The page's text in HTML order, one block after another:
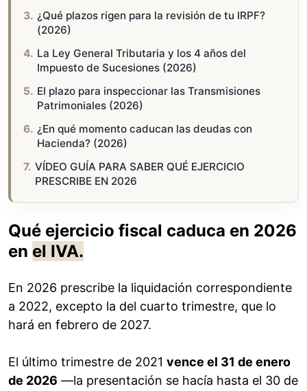
¿Qué plazos rigen para la revisión de tu IRPF?
(2026)
La Ley General Tributaria y los 4 años del
Impuesto de Sucesiones (2026)
El plazo para inspeccionar las Transmisiones
Patrimoniales (2026)
¿En qué momento caducan las deudas con
Hacienda? (2026)
VÍDEO GUÍA PARA SABER QUÉ EJERCICIO
PRESCRIBE EN 2026
Qué ejercicio fiscal caduca en 2026
en el IVA.
En 2026 prescribe la liquidación correspondiente
a 2022, excepto la del cuarto trimestre, que lo
hará en febrero de 2027.
El último trimestre de 2021 vence el 31 de enero
de 2026 —la presentación se hacía hasta el 30 de